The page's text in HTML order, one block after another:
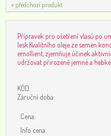
« předchozí produkt
Přípravek pro ošetření vlasů po
lesk.Kvalitního oleje ze semen
emollient, zjemňuje účinek
udržovat přirozeně jemné a hebké.
KÓD:
Záruční doba:
Cena:
Info cena: